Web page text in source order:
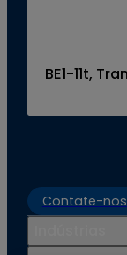
BE1-11t,
Contate-nos